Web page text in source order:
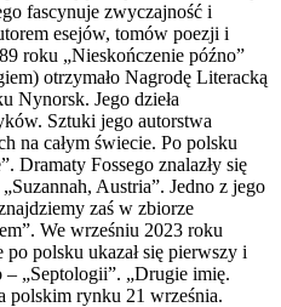
fascynuje zwyczajność i
esejów, tomów poezji i
roku „Nieskończenie późno”
otrzymało Nagrodę Literacką
Nynorsk. Jego dzieła
Sztuki jego autorstwa
na całym świecie. Po polsku
Dramaty Fossego znalazły się
Austria”. Jedno z jego
zaś w zbiorze
We wrześniu 2023 roku
polsku ukazał się pierwszy i
– „Septologii”. „Drugie imię.
polskim rynku 21 września.